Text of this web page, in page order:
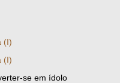
(I)
(I)
se em ídolo